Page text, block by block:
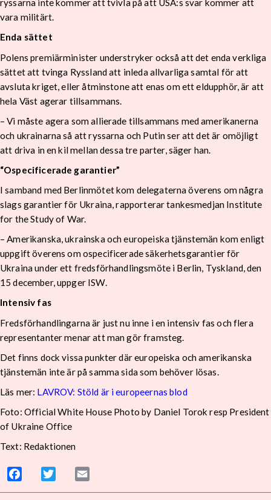
ryssarna inte kommer att tvivla på att USA:s svar kommer att
vara militärt.
Enda sättet
Polens premiärminister understryker också att det enda verkliga
sättet att tvinga Ryssland att inleda allvarliga samtal för att
avsluta kriget, eller åtminstone att enas om ett eldupphör, är att
hela Väst agerar tillsammans.
– Vi måste agera som allierade tillsammans med amerikanerna
och ukrainarna så att ryssarna och Putin ser att det är omöjligt
att driva in en kil mellan dessa tre parter, säger han.
“Ospecificerade garantier”
I samband med Berlinmötet kom delegaterna överens om några
slags garantier för Ukraina, rapporterar tankesmedjan Institute
for the Study of War.
– Amerikanska, ukrainska och europeiska tjänstemän kom enligt
uppgift överens om ospecificerade säkerhetsgarantier för
Ukraina under ett fredsförhandlingsmöte i Berlin, Tyskland, den
15 december, uppger ISW.
Intensiv fas
Fredsförhandlingarna är just nu inne i en intensiv fas och flera
representanter menar att man gör framsteg.
Det finns dock vissa punkter där europeiska och amerikanska
tjänstemän inte är på samma sida som behöver lösas.
Läs mer: LAVROV: Stöld är i europeernas blod
Foto: Official White House Photo by Daniel Torok resp President
of Ukraine Office
Text: Redaktionen
Facebook Twitter